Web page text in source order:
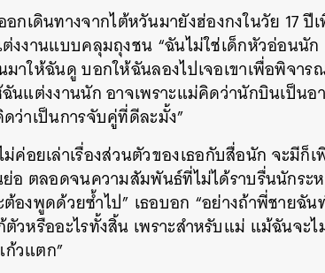
กเดินทางจากไต้หวันมายังฮ่องกงในวัย 17
งงานแบบคลุมถุงชน “ฉันไม่ใช่เด็กหัวอ่อนนั
าให้ฉันดู บอกให้ฉันลองไปเจอเขาเพื่อพิจาร
นแต่งงานนัก อาจเพราะแม่คิดว่านักบินเป็น
ว่าเป็นการจับคู่ที่ดีละมั้ง”
ค่อยเล่าเรื่องส่วนตัวของเธอกับสื่อนัก จะมีก็
อ ตลอดจนความสัมพันธ์ที่ไม่ได้ราบรื่นนักระ
องพูดด้วยซ้ำไป” เธอบอก “อย่างถ้าพี่ชาย
วหรืออะไรทั้งสิ้น เพราะสำหรับแม่ แม้ฉันจ
วแตก”